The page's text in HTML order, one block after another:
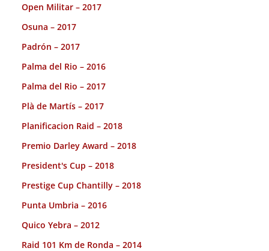
Open Militar – 2017
Osuna – 2017
Padrón – 2017
Palma del Rio – 2016
Palma del Rio – 2017
Plà de Martís – 2017
Planificacion Raid – 2018
Premio Darley Award – 2018
President's Cup – 2018
Prestige Cup Chantilly – 2018
Punta Umbria – 2016
Quico Yebra – 2012
Raid 101 Km de Ronda – 2014